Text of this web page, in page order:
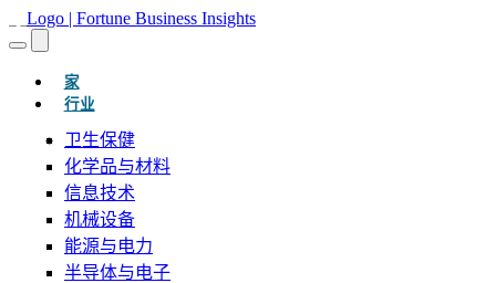
家(当前的)
行业
卫生保健
化学品与材料
信息技术
机械设备
能源与电力
半导体与电子